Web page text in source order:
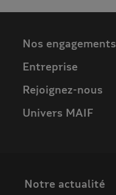
Nos engagements
Entreprise
Rejoignez-nous
Univers MAIF
Notre actualité